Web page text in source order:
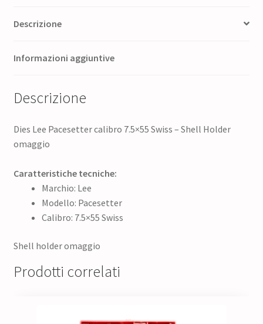
Descrizione
Informazioni aggiuntive
Descrizione
Dies Lee Pacesetter calibro 7.5×55 Swiss – Shell Holder
omaggio
Caratteristiche tecniche:
Marchio: Lee
Modello: Pacesetter
Calibro: 7.5×55 Swiss
Shell holder omaggio
Prodotti correlati